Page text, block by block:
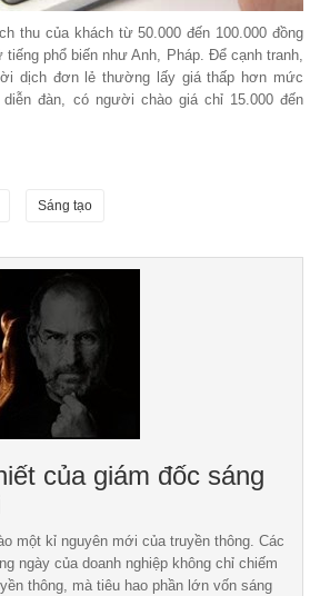
thu của khách từ 50.000 đến 100.000 đồng
tiếng phổ biến như Anh, Pháp. Để cạnh tranh,
dịch đơn lẻ thường lấy giá thấp hơn mức
đàn, có người chào giá chỉ 15.000 đến
Sáng tạo
của giám đốc sáng
một kỉ nguyên mới của truyền thông. Các
ngày của doanh nghiệp không chỉ chiếm
thông, mà tiêu hao phần lớn vốn sáng